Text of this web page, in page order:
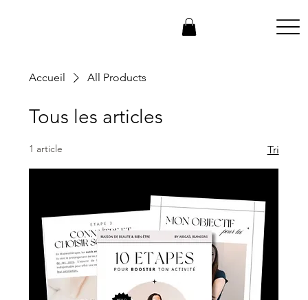
Accueil All Products
Tous les articles
1 article Tri